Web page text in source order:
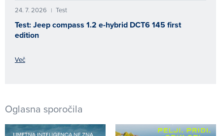
24. 7. 2026 | Test
Test: Jeep compass 1.2 e-hybrid DCT6 145 first
edition
Več
Oglasna sporočila